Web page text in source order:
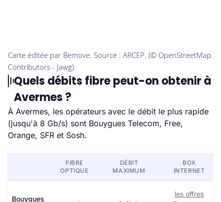
Quels débits fibre peut-on obtenir à
Avermes ?
À Avermes, les opérateurs avec le débit le plus rapide
(jusqu'à 8 Gb/s) sont Bouygues Telecom, Free,
Orange, SFR et Sosh.
FIBRE
OPTIQUE
DÉBIT
MAXIMUM
BOX
INTERNET
Bouygues
les offres